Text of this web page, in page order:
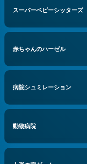
スーパーベビーシッターズ
赤ちゃんのハーゼル
病院シュミレーション
動物病院